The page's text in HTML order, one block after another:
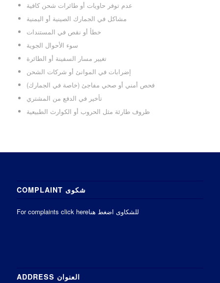
عدم توفر حاويات أو طائرات شحن كافية
مشاكل في الجمارك الصينية أو اليمنية
خطأ أو نقص في المستندات
سوء الأحوال الجوية
تغيير مسار السفينة أو الطائرة
إضرابات في الموانئ أو شركات الشحن
فحص أمني أو صحي مفاجئ (خاصة في الجمارك)
تأخير في الدفع من المشتري
ظروف طارئة مثل الحروب أو الكوارث الطبيعية
COMPLAINT شكوى
For complaints click hereللشكاوى اضغط هنا
ADDRESS العنوان